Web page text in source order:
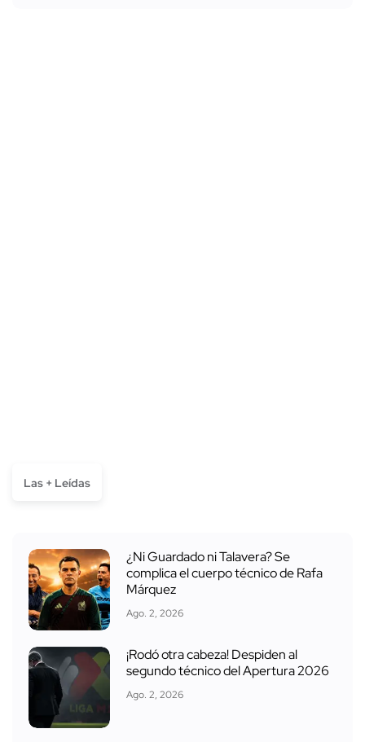
Las + Leídas
¿Ni Guardado ni Talavera? Se
complica el cuerpo técnico de Rafa
Márquez
Ago. 2, 2026
¡Rodó otra cabeza! Despiden al
segundo técnico del Apertura 2026
Ago. 2, 2026